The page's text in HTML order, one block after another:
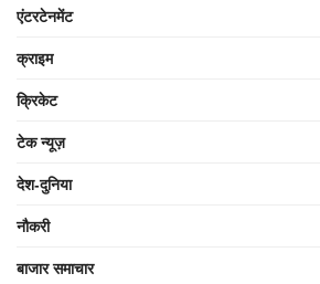
एंटरटेनमेंट
क्राइम
क्रिकेट
टेक न्यूज़
देश-दुनिया
नौकरी
बाजार समाचार